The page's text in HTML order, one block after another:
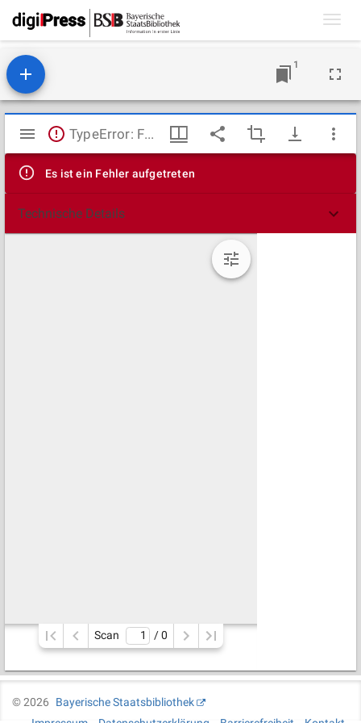
1
Mirador
Viewer
TypeError: Failed to fetch
Es ist ein Fehler aufgetreten
Technische Details
Scan / 0
©2026
Bayerische Staatsbibliothek